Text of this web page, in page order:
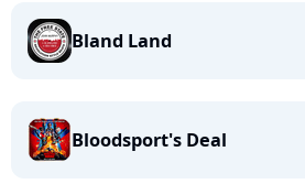
Bland Land
Bloodsport's Deal